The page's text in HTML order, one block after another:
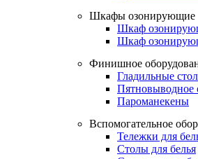
Шкафы озонирующие
Шкаф
Шкаф
Финишное
Гладильные
Пятновыводное
Пароманекены
Вспомогательное
Тележки для
Столы для белья